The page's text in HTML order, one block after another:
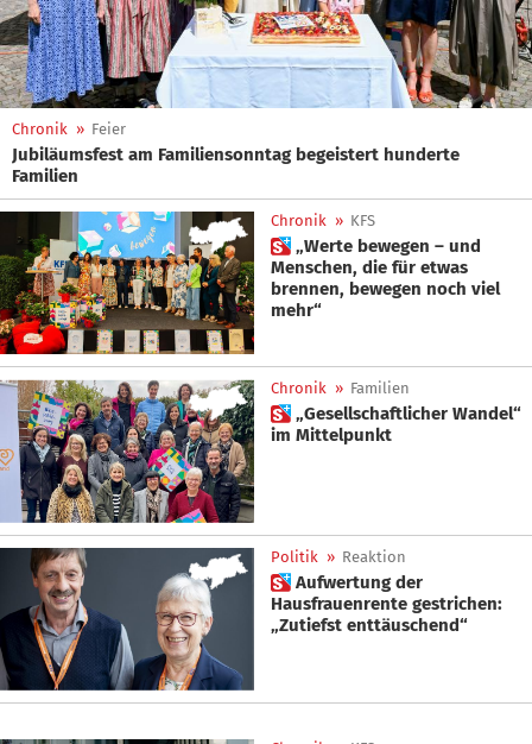
Chronik » Feier
Jubiläumsfest am Familiensonntag begeistert hunderte
Familien
Chronik » KFS
 „Werte bewegen – und
Menschen, die für etwas
brennen, bewegen noch viel
mehr“
Chronik » Familien
 „Gesellschaftlicher Wandel“
im Mittelpunkt
Politik » Reaktion
 Aufwertung der
Hausfrauenrente gestrichen:
„Zutiefst enttäuschend“